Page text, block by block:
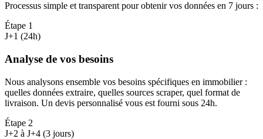
Processus simple et transparent pour obtenir vos données en 7 jours :
Étape 1
J+1 (24h)
Analyse de vos besoins
Nous analysons ensemble vos besoins spécifiques en immobilier :
quelles données extraire, quelles sources scraper, quel format de
livraison. Un devis personnalisé vous est fourni sous 24h.
Étape 2
J+2 à J+4 (3 jours)